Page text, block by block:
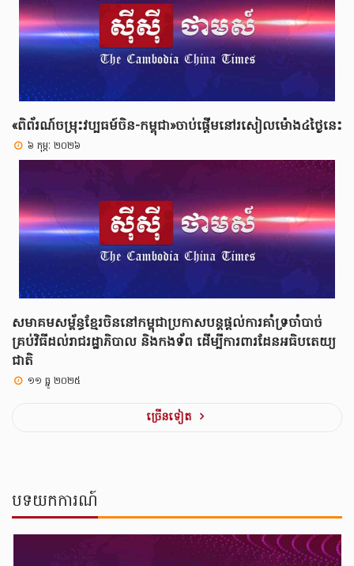
«ពិព័រណ៍ចម្រុះវប្បធម៍ចិន-កម្ពុជា»ចាប់ផ្តើមនៅរសៀលម៉ោង៤ថ្ងៃនេះ
៦ កុម្ភៈ ២០២៦
សមាគមសម្ព័ន្ធខ្មែរចិននៅកម្ពុជាប្រកាសបន្តផ្តល់ការគាំទ្រចាំបាច់
គ្រប់វិធីដល់រាជរដ្ឋាភិបាល និងកងទ័ព ដើម្បីការពារដែនអធិបតេយ្យ
ជាតិ
១១ ធ្នូ ២០២៥
ច្រេីនទៀត
បទយកការណ៍